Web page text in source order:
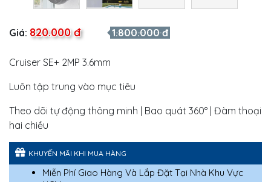
Giá: 820.000 đ 1.800.000 đ
Cruiser SE+ 2MP 3.6mm
Luôn tập trung vào mục tiêu
Theo dõi tự động thông minh | Bao quát 360° | Đàm thoại
hai chiều
KHUYẾN MÃI KHI MUA HÀNG
Miễn Phí Giao Hàng Và Lắp Đặt Tại Nhà Khu Vực